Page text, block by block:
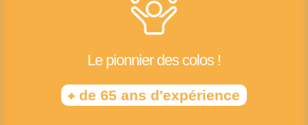
Le pionnier des colos !
+ de 65 ans d'expérience